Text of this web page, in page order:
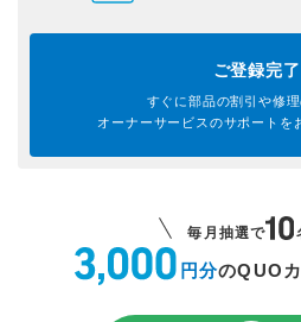
ご登録完了
すぐに部品の割引や修
オーナーサービスのサポートを
毎月抽選で
円分のQUO